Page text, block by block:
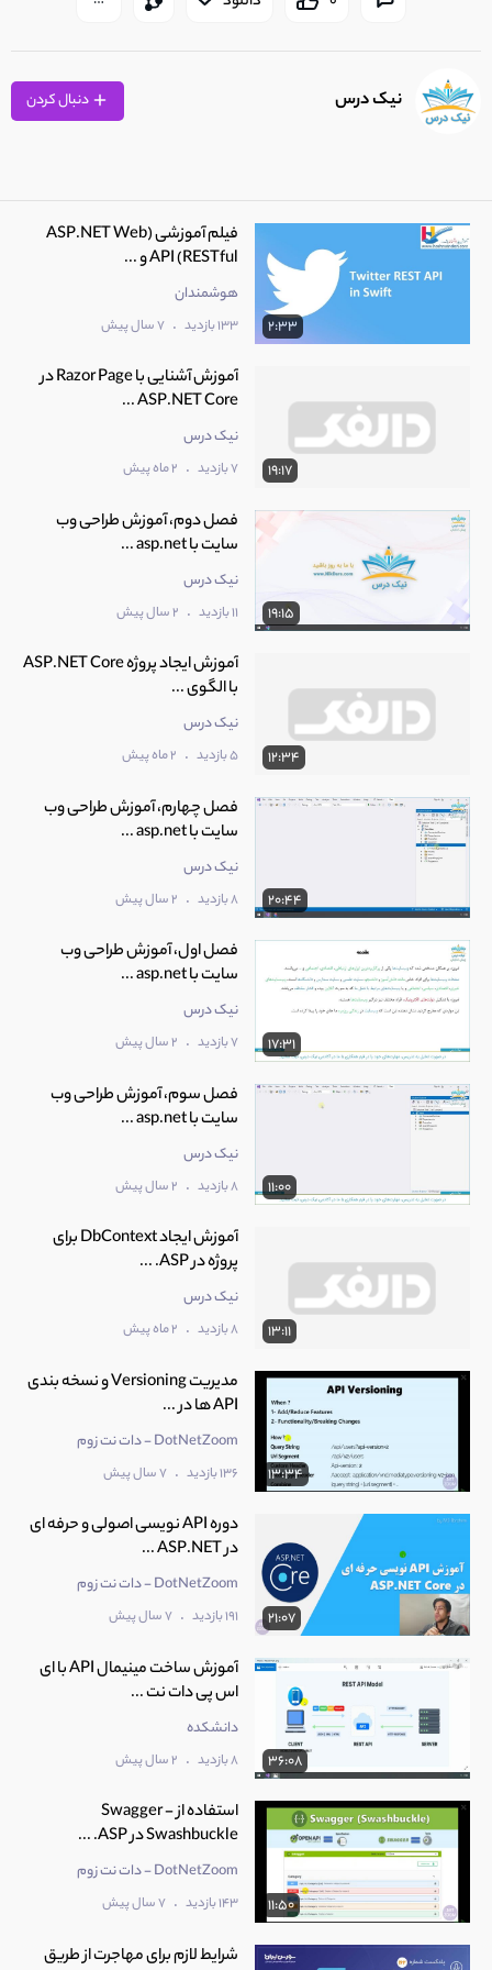
نیک درس
2:33
فیلم آموزشی (ASP.NET Web
API (RESTful و ...
هوشمندان
133 بازدید . 7 سال پیش
19:17
آموزش آشنایی با Razor Page در
ASP.NET Core ...
نیک درس
7 بازدید . 2 ماه پیش
19:15
فصل دوم، آموزش طراحی وب
سایت با asp.net ...
نیک درس
11 بازدید . 2 سال پیش
12:34
آموزش ایجاد پروژه ASP.NET Core
با الگوی ...
نیک درس
5 بازدید . 2 ماه پیش
20:44
فصل چهارم، آموزش طراحی وب
سایت با asp.net ...
نیک درس
8 بازدید . 2 سال پیش
17:31
فصل اول، آموزش طراحی وب
سایت با asp.net ...
نیک درس
7 بازدید . 2 سال پیش
11:00
فصل سوم، آموزش طراحی وب
سایت با asp.net ...
نیک درس
8 بازدید . 2 سال پیش
13:11
آموزش ایجاد DbContext برای
پروژه در ASP. ...
نیک درس
8 بازدید . 2 ماه پیش
13:34
مدیریت Versioning و نسخه بندی
API ها در ...
DotNetZoom - دات نت زوم
136 بازدید . 7 سال پیش
21:07
دوره API نویسی اصولی و حرفه ای
در ASP.NET ...
DotNetZoom - دات نت زوم
191 بازدید . 7 سال پیش
36:08
آموزش ساخت مینیمال API با ای
اس پی دات نت ...
دانشکده
8 بازدید . 2 سال پیش
11:50
استفاده از Swagger -
Swashbuckle در ASP. ...
DotNetZoom - دات نت زوم
143 بازدید . 7 سال پیش
شرایط لازم برای مهاجرت از طریق